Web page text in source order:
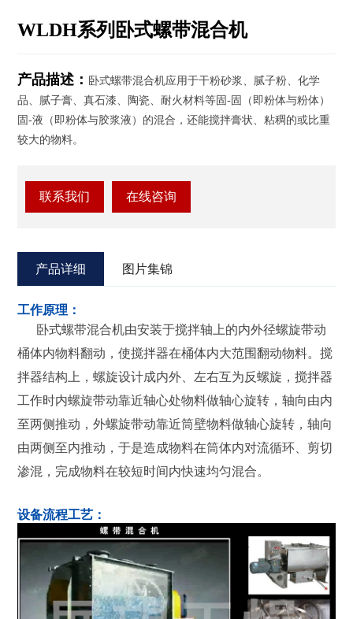
联
们
English
WLDH系列卧式螺带混合机
产品描述： 卧式螺带混合机应用于干粉砂浆、腻子粉、化学
品、腻子膏、真石漆、陶瓷、耐火材料等固-固（即粉体与粉体）
固-液（即粉体与胶浆液）的混合，还能搅拌膏状、粘稠的或比重
较大的物料。
联系我们 在线咨询
产品详细 图片集锦
工作原理：
卧式螺带混合机由安装于搅拌轴上的内外径螺旋带动
桶体内物料翻动，使搅拌器在桶体内大范围翻动物料。搅
拌器结构上，螺旋设计成内外、左右互为反螺旋，搅拌器
工作时内螺旋带动靠近轴心处物料做轴心旋转，轴向由内
至两侧推动，外螺旋带动靠近筒壁物料做轴心旋转，轴向
由两侧至内推动，于是造成物料在筒体内对流循环、剪切
渗混，完成物料在较短时间内快速均匀混合。
设备流程工艺：